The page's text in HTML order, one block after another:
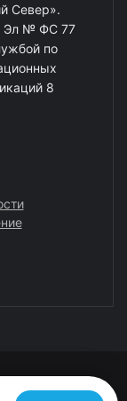
Север».
Эл № ФС 77
по
8